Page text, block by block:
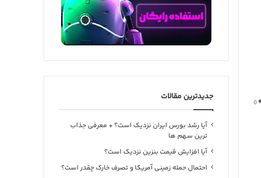
0
جدیدترین مقالات
آیا رشد بورس ایران نزدیک است؟ + معرفی جذاب
ترین سهم ها
آیا افزایش قیمت بنزین نزدیک است؟
احتمال حمله زمینی آمریکا و تصرف خارک چقدر است؟